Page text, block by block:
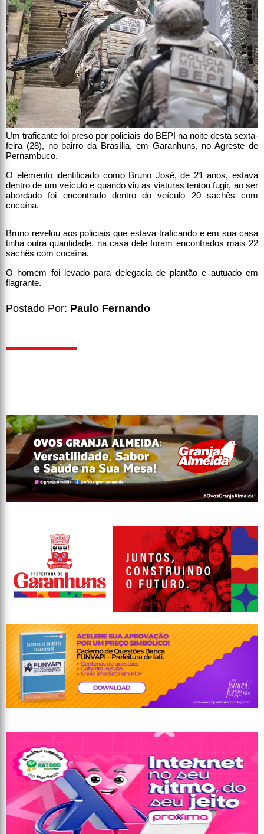
Um traficante foi preso por policiais do BEPI na noite desta sexta-
feira (28), no bairro da Brasília, em Garanhuns, no Agreste de
Pernambuco.
O elemento identificado como Bruno José, de 21 anos, estava
dentro de um veículo e quando viu as viaturas tentou fugir, ao ser
abordado foi encontrado dentro do veículo 20 sachês com
cocaína.
Bruno revelou aos policiais que estava traficando e em sua casa
tinha outra quantidade, na casa dele foram encontrados mais 22
sachês com cocaína.
O homem foi levado para delegacia de plantão e autuado em
flagrante.
Postado Por: Paulo Fernando